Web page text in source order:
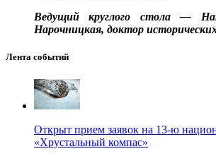
Ведущий круглого стола —
Нарочницкая, доктор
Лента событий
Открыт прием заявок на 13-ю
«Хрустальный компас»